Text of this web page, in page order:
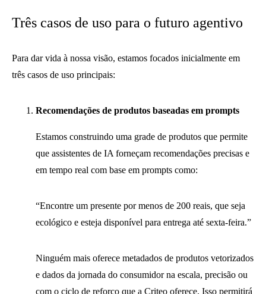
Três casos de uso para o futuro agentivo
Para dar vida à nossa visão, estamos focados inicialmente em
três casos de uso principais:
Recomendações de produtos baseadas em prompts
Estamos construindo uma grade de produtos que permite
que assistentes de IA forneçam recomendações precisas e
em tempo real com base em prompts como:
“Encontre um presente por menos de 200 reais, que seja
ecológico e esteja disponível para entrega até sexta-feira.”
Ninguém mais oferece metadados de produtos vetorizados
e dados da jornada do consumidor na escala, precisão ou
com o ciclo de reforço que a Criteo oferece. Isso permitirá